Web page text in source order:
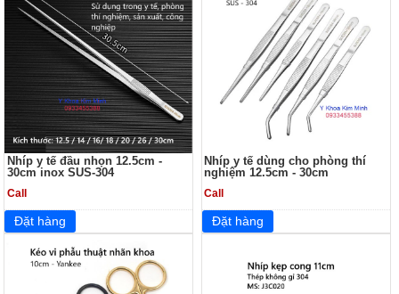
Nhíp y tế đầu nhọn 12.5cm -
30cm inox SUS-304
Call
Nhíp y tế dùng cho phòng thí
nghiệm 12.5cm - 30cm
Call